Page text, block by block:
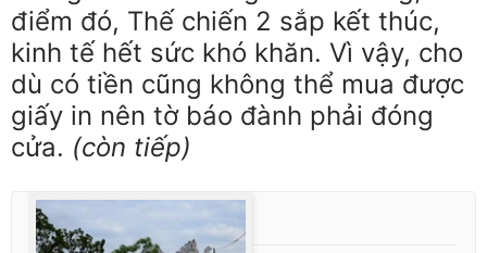
điểm đó, Thế chiến 2 sắp kết thúc,
kinh tế hết sức khó khăn. Vì vậy, cho
dù có tiền cũng không thể mua được
giấy in nên tờ báo đành phải đóng
cửa. (còn tiếp)
Tin liên quan